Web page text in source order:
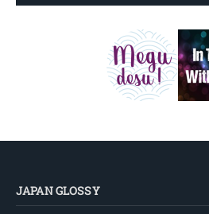
JAPAN GLOSSY